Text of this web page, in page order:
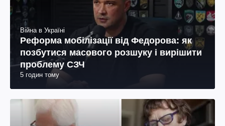
Війна в Україні
Реформа мобілізації від Федорова: як
позбутися масового розшуку і вирішити
проблему СЗЧ
5 годин тому